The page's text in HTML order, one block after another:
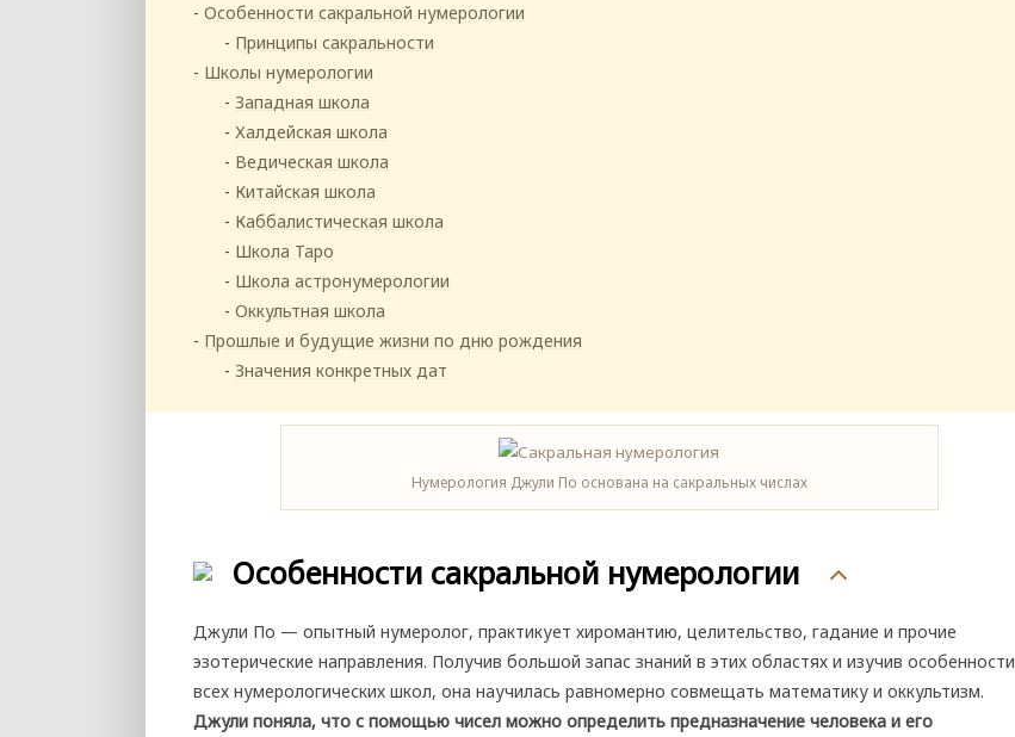
Особенности сакральной нумерологии
Принципы сакральности
Школы нумерологии
Западная школа
Халдейская школа
Ведическая школа
Китайская школа
Каббалистическая школа
Школа Таро
Школа астронумерологии
Оккультная школа
Прошлые и будущие жизни по дню рождения
Значения конкретных дат
Нумерология Джули По основана на сакральных числах
Особенности сакральной нумерологии
Джули По — опытный нумеролог, практикует хиромантию, целительство, гадание и прочие
эзотерические направления. Получив большой запас знаний в этих областях и изучив особенности
всех нумерологических школ, она научилась равномерно совмещать математику и оккультизм.
Джули поняла, что с помощью чисел можно определить предназначение человека и его